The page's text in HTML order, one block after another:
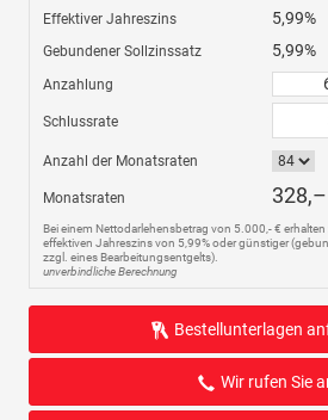
Effektiver Jahreszins 5,99%
Gebundener Sollzinssatz 5,99%
Anzahlung
Schlussrate
Anzahl der Monatsraten
Monatsraten
Bei einem Nettodarlehensbetrag von 5.000,- €
effektiven Jahreszins von 5,99% oder günstiger
zzgl. eines Bearbeitungsentgelts).
unverbindliche Berechnung
Bestellunterlagen
Wir rufen Sie